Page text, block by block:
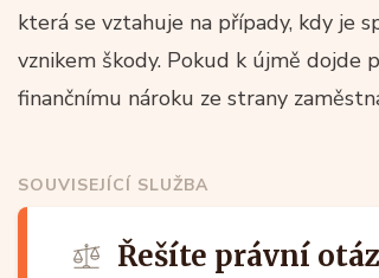
která se vztahuje na případy, kdy je
vznikem škody. Pokud k újmě dojde
finančnímu nároku ze strany
SOUVISEJÍCÍ SLUŽBA
Řešíte právní